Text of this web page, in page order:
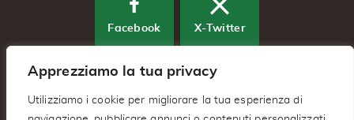
Apprezziamo la tua privacy
Utilizziamo i cookie per migliorare la tua esperienza di
Facebook X-Twitter
Youtube